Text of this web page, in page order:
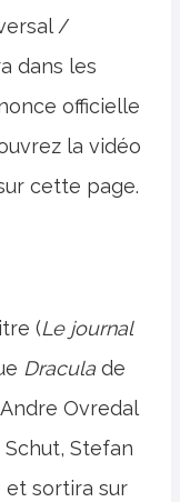
/
dans les
officielle
la vidéo
cette page.
(Le journal
Dracula de
Ovredal
Schut, Stefan
et sortira sur